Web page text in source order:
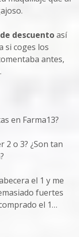
descuentoasí
si coges los
antes,
en Farma13?
2 o 3? ¿Son tan
el 1 y me
fuertes
el 1…